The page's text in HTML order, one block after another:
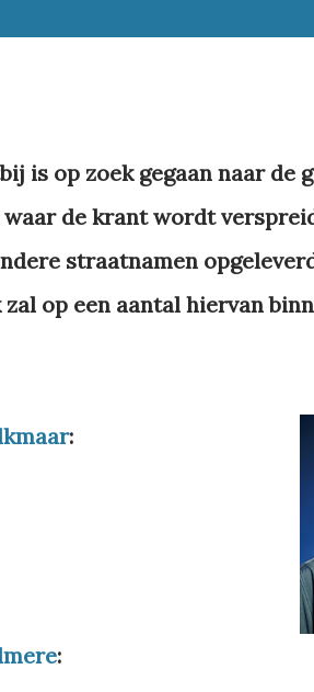
is op zoek gegaan naar de
de krant wordt
straatnamen
op een aantal hiervan
:
: